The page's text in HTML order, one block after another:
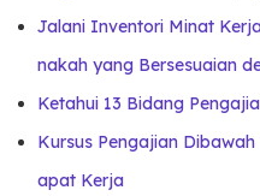
Jalani Inventori Minat
nakah yang Bersesuaian
Ketahui 13 Bidang
Kursus Pengajian
apat Kerja